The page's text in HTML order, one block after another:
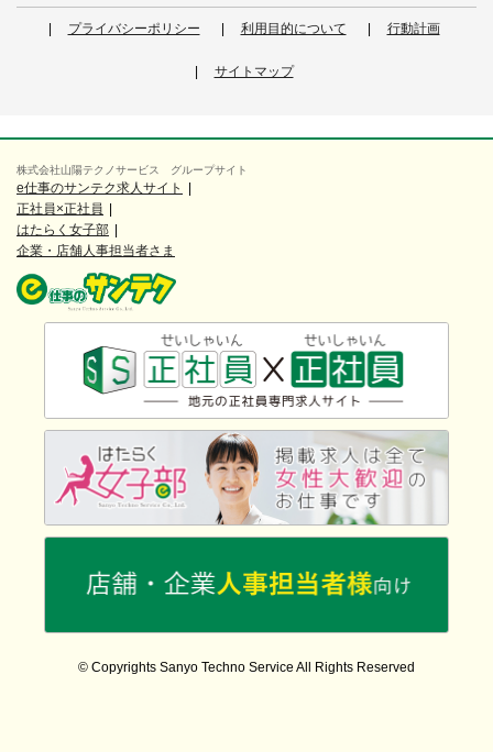
プライバシーポリシー 利用目的について 行動計画
サイトマップ
株式会社山陽テクノサービス グループサイト
e仕事のサンテク求人サイト
正社員×正社員
はたらく女子部
企業・店舗人事担当者さま
© Copyrights Sanyo Techno Service All Rights Reserved